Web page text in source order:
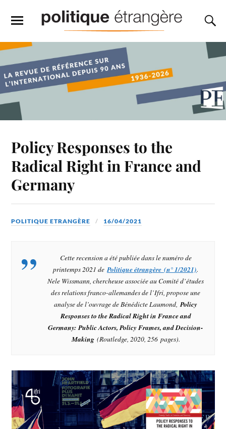
Policy Responses to the
Radical Right in France and
Germany
POLITIQUE ETRANGÈRE 16/04/2021
Cette recension a été publiée dans le numéro de
printemps 2021 dePolitique étrangère (n° 1/2021).
Nele Wissmann, chercheuse associée au Comité d’études
des relations franco-allemandes de l’Ifri, propose une
analyse de l’ouvrage de Bénédicte Laumond,Policy
Responses to the Radical Right in France and
Germany: Public Actors, Policy Frames, and Decision-
Making (Routledge, 2020, 256 pages).